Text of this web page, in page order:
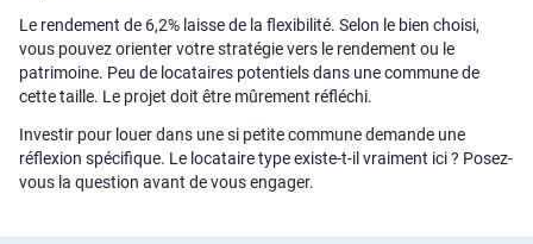
Le rendement de 6,2% laisse de la flexibilité. Selon le bien choisi,
vous pouvez orienter votre stratégie vers le rendement ou le
patrimoine. Peu de locataires potentiels dans une commune de
cette taille. Le projet doit être mûrement réfléchi.
Investir pour louer dans une si petite commune demande une
réflexion spécifique. Le locataire type existe-t-il vraiment ici ? Posez-
vous la question avant de vous engager.